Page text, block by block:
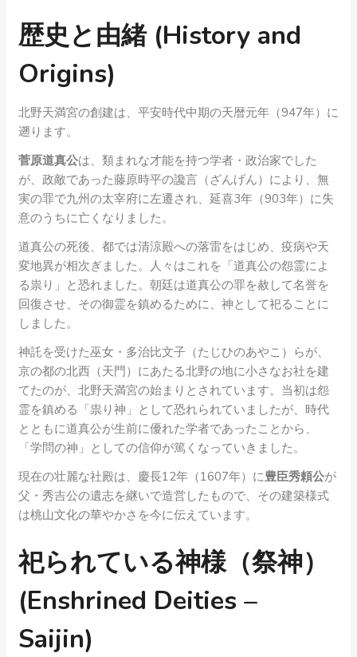
歴史と由緒 (History and
Origins)
北野天満宮の創建は、平安時代中期の天暦元年（947年）に
遡ります。
菅原道真公は、類まれな才能を持つ学者・政治家でした
が、政敵であった藤原時平の讒言（ざんげん）により、無
実の罪で九州の太宰府に左遷され、延喜3年（903年）に失
意のうちに亡くなりました。
道真公の死後、都では清涼殿への落雷をはじめ、疫病や天
変地異が相次ぎました。人々はこれを「道真公の怨霊によ
る祟り」と恐れました。朝廷は道真公の罪を赦して名誉を
回復させ、その御霊を鎮めるために、神として祀ることに
しました。
神託を受けた巫女・多治比文子（たじひのあやこ）らが、
京の都の北西（天門）にあたる北野の地に小さなお社を建
てたのが、北野天満宮の始まりとされています。当初は怨
霊を鎮める「祟り神」として恐れられていましたが、時代
とともに道真公が生前に優れた学者であったことから、
「学問の神」としての信仰が篤くなっていきました。
現在の壮麗な社殿は、慶長12年（1607年）に豊臣秀頼公が
父・秀吉公の遺志を継いで造営したもので、その建築様式
は桃山文化の華やかさを今に伝えています。
祀られている神様（祭神）
(Enshrined Deities –
Saijin)